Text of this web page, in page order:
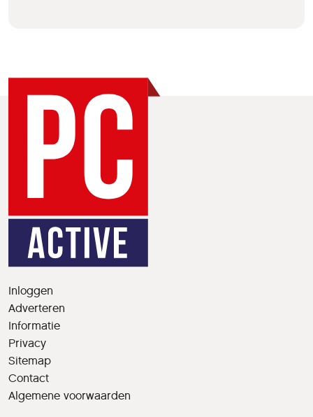
Inloggen
Adverteren
Informatie
Privacy
Sitemap
Contact
Algemene voorwaarden